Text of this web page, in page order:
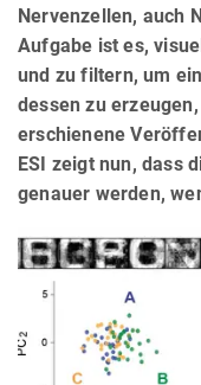
Nervenzellen, auch
Aufgabe ist es,
und zu filtern, um
dessen zu
erschienene
ESI zeigt nun, dass
genauer werden,